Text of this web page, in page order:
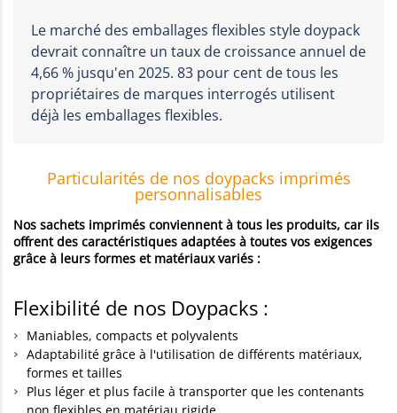
Le marché des emballages flexibles style doypack
devrait connaître un taux de croissance annuel de
4,66 % jusqu'en 2025. 83 pour cent de tous les
propriétaires de marques interrogés utilisent
déjà les emballages flexibles.
Particularités de nos doypacks imprimés
personnalisables
Nos sachets imprimés conviennent à tous les produits, car ils
offrent des caractéristiques adaptées à toutes vos exigences
grâce à leurs formes et matériaux variés :
Flexibilité de nos Doypacks :
Maniables, compacts et polyvalents
Adaptabilité grâce à l'utilisation de différents matériaux,
formes et tailles
Plus léger et plus facile à transporter que les contenants